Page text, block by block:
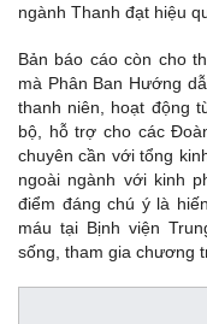
ngành Thanh đạt hiệu
Bản báo cáo còn cho
mà Phân Ban Hướng
thanh niên, hoạt động
bộ, hỗ trợ cho các
chuyên cần với tổng
ngoài ngành với kinh
điểm đáng chú ý là
máu tại Bịnh viện
sống, tham gia chương